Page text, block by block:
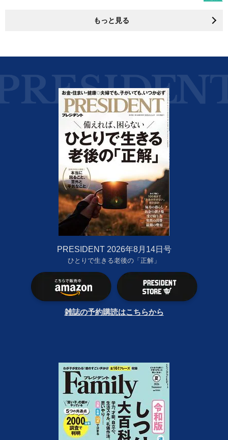
もっと見る
PRESIDENT 2026年8月14日号
ひとりで生きる老後の「正解」
雑誌の予約購読はこちらから